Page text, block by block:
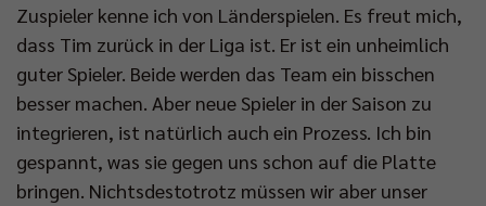
Zuspieler kenne ich von Länderspielen. Es freut mich,
dass Tim zurück in der Liga ist. Er ist ein unheimlich
guter Spieler. Beide werden das Team ein bisschen
besser machen. Aber neue Spieler in der Saison zu
integrieren, ist natürlich auch ein Prozess. Ich bin
gespannt, was sie gegen uns schon auf die Platte
bringen. Nichtsdestotrotz müssen wir aber unser